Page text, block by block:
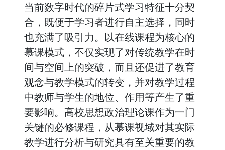
当前数字时代的碎片式学习特征十分契
合，既便于学习者进行自主选择，同时
也充满了吸引力。以在线课程为核心的
慕课模式，不仅实现了对传统教学在时
间与空间上的突破，而且还促进了教育
观念与教学模式的转变，并对教学过程
中教师与学生的地位、作用等产生了重
要影响。高校思想政治理论课作为一门
关键的必修课程，从慕课视域对其实际
教学进行分析与研究具有至关重要的教